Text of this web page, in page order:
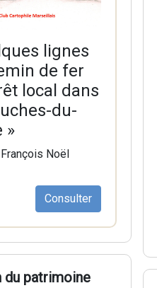
lignes
de fer
local dans
du-
»
Noël
Consulter
du patrimoine